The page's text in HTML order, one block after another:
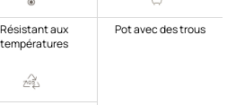
Résistant aux
températures
Pot avec des trous